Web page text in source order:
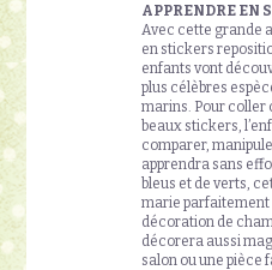
APPRENDRE EN
Avec cette grande
en stickers
enfants vont
plus célèbres
marins. Pour coller
beaux stickers,
comparer,
apprendra sans
bleus et de verts,
marie parfaitement
décoration de
décorera aussi
salon ou une pièce